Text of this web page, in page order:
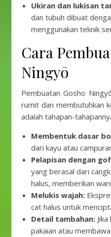
Ukiran dan lukisan
dan tubuh dibuat
menggunakan teknik
Cara
Ningyō
Pembuatan Gosho
rumit dan membutuhkan
adalah tahapan-
Membentuk dasar
dari kayu atau
Pelapisan dengan
yang berasal dari
halus, memberikan
Melukis wajah:
cat halus untuk
Detail tambahan:
pakaian atau